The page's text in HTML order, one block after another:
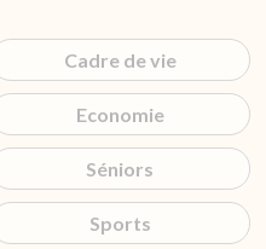
Cadre de vie
Economie
Séniors
Sports